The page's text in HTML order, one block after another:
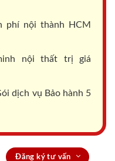
phí nội thành HCM
nội thất trị giá
dịch vụ Bảo hành 5
Đăng ký tư vấn